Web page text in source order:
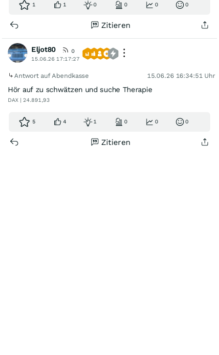
1 1 0 0 0 0
Zitieren
Eljot80
0
15.06.26 17:17:27
Antwort auf Abendkasse 15.06.26 16:34:51 Uhr
Hör auf zu schwätzen und suche Therapie
DAX | 24.891,93
5 4 1 0 0 0
Zitieren